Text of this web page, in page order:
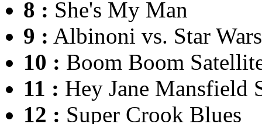
8 : She's My Man
9 : Albinoni vs. Star
10 : Boom Boom
11 : Hey Jane Mansfield
12 : Super Crook Blues